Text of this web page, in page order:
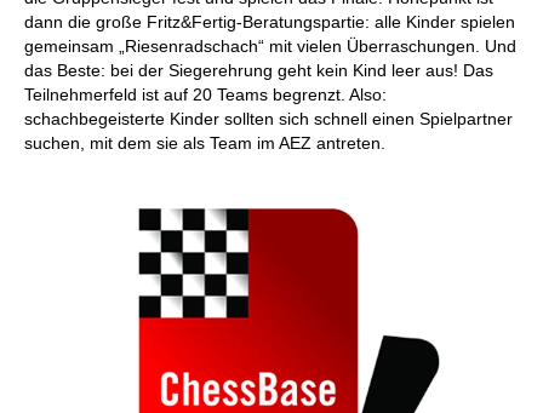
dann die große Fritz&Fertig-Beratungspartie: alle Kinder spielen
gemeinsam „Riesenradschach“ mit vielen Überraschungen. Und
das Beste: bei der Siegerehrung geht kein Kind leer aus! Das
Teilnehmerfeld ist auf 20 Teams begrenzt. Also:
schachbegeisterte Kinder sollten sich schnell einen Spielpartner
suchen, mit dem sie als Team im AEZ antreten.